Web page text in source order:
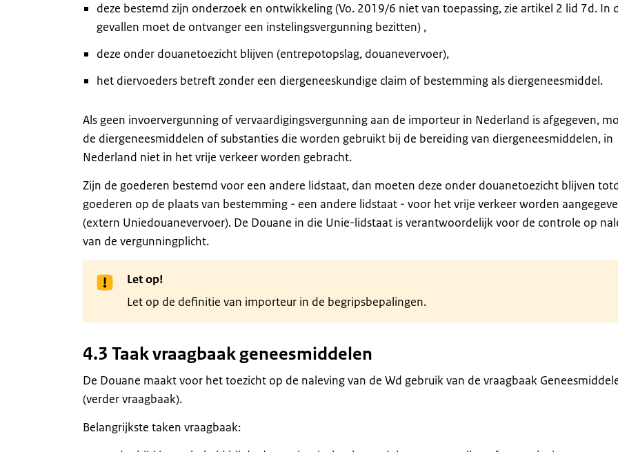
deze bestemd zijn onderzoek en ontwikkeling (Vo. 2019/6 niet van toepassing, zie artikel 2 lid 7d. In
gevallen moet de ontvanger een instelingsvergunning bezitten) ,
deze onder douanetoezicht blijven (entrepotopslag, douanevervoer),
het diervoeders betreft zonder een diergeneeskundige claim of bestemming als diergeneesmiddel.
Als geen invoervergunning of vervaardigingsvergunning aan de importeur in Nederland is afgegeven,
de diergeneesmiddelen of substanties die worden gebruikt bij de bereiding van diergeneesmiddelen, in
Nederland niet in het vrije verkeer worden gebracht.
Zijn de goederen bestemd voor een andere lidstaat, dan moeten deze onder douanetoezicht blijven
goederen op de plaats van bestemming - een andere lidstaat - voor het vrije verkeer worden
(extern Uniedouanevervoer). De Douane in die Unie-lidstaat is verantwoordelijk voor de controle op
van de vergunningplicht.
Let op!
Let op de definitie van importeur in de begripsbepalingen.
4.3 Taak vraagbaak geneesmiddelen
De Douane maakt voor het toezicht op de naleving van de Wd gebruik van de vraagbaak
(verder vraagbaak).
Belangrijkste taken vraagbaak: